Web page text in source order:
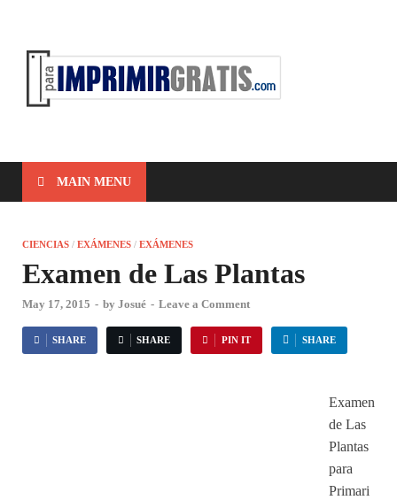
MAIN MENU
CIENCIAS / EXÁMENES / EXÁMENES
Examen de Las Plantas
May 17, 2015 - by Josué - Leave a Comment
SHARE SHARE PIN IT SHARE
Examen
de Las
Plantas
para
Primari